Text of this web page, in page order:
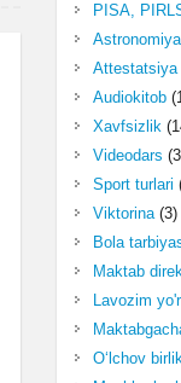
PISA,
Astronomiya
Attestatsiya
Audiokitob
Xavfsizlik
Videodars
Sport turlari
Viktorina(3)
Bola
Maktab
Lavozim
O‘lchov